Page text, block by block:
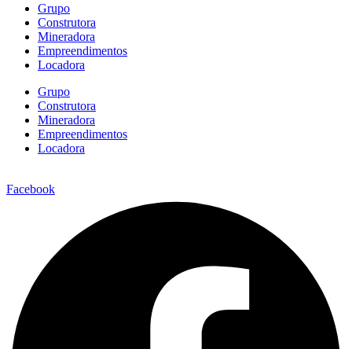
Grupo
Construtora
Mineradora
Empreendimentos
Locadora
Grupo
Construtora
Mineradora
Empreendimentos
Locadora
Facebook